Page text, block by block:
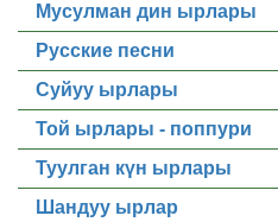
Мусулман дин ырлары
Русские песни
Суйуу ырлары
Той ырлары - поппури
Туулган күн ырлары
Шандуу ырлар